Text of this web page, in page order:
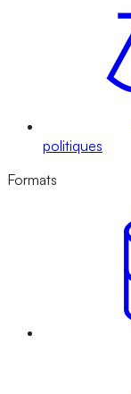
politiques
Formats